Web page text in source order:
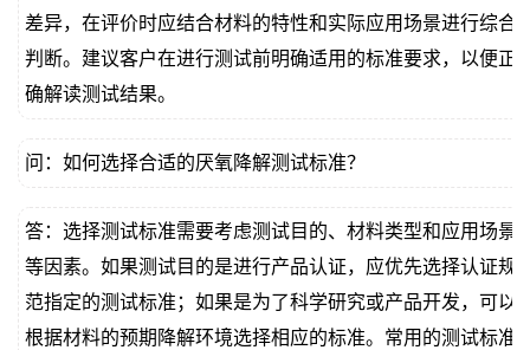
差异，在评价时应结合材料的特性和实际应用场景进行综合
判断。建议客户在进行测试前明确适用的标准要求，以便正
确解读测试结果。
问：如何选择合适的厌氧降解测试标准？
答：选择测试标准需要考虑测试目的、材料类型和应用场景
等因素。如果测试目的是进行产品认证，应优先选择认证规
范指定的测试标准；如果是为了科学研究或产品开发，可以
根据材料的预期降解环境选择相应的标准。常用的测试标准